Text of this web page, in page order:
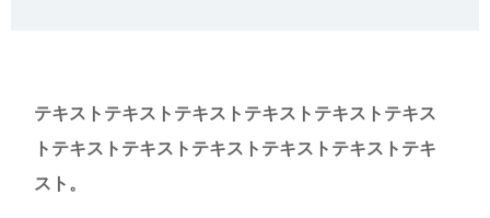
テキストテキストテキストテキストテキストテキス
トテキストテキストテキストテキストテキストテキ
スト。